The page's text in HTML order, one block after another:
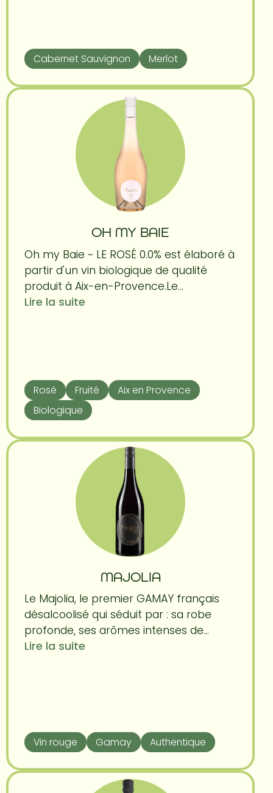
Cabernet Sauvignon Merlot
OH MY BAIE
Oh my Baie ~ LE ROSÉ 0.0% est élaboré à
partir d'un vin biologique de qualité
produit à Aix-en-Provence.Le...
Lire la suite
Rosé Fruité
Aix en Provence
Biologique
MAJOLIA
Le Majolia, le premier GAMAY français
désalcoolisé qui séduit par : sa robe
profonde, ses arômes intenses de...
Lire la suite
Vin rouge Gamay Authentique